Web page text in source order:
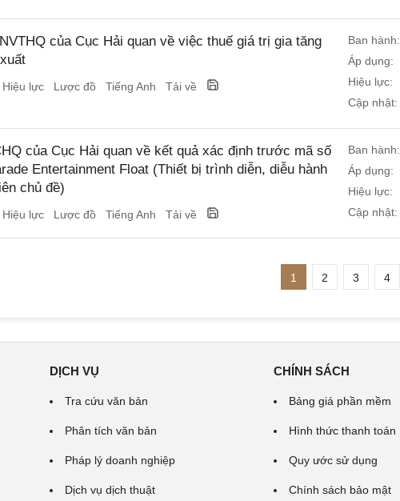
của Cục Hải quan về việc thuế giá trị gia tăng
Hiệu lực Lược đồ Tiếng Anh Tải về
Ban hành:
Áp dụng:
Hiệu lực:
Cập nhật:
của Cục Hải quan về kết quả xác định trước mã số
Entertainment Float (Thiết bị trình diễn, diễu hành
chủ đề)
Hiệu lực Lược đồ Tiếng Anh Tải về
Ban hành:
Áp dụng:
Hiệu lực:
Cập nhật:
1 2 3 4
DỊCH VỤ
Tra cứu văn bản
Phân tích văn bản
Pháp lý doanh nghiệp
Dịch vụ dịch thuật
CHÍNH SÁCH
Bảng giá phần mềm
Hình thức thanh toán
Quy ước sử dụng
Chính sách bảo mật